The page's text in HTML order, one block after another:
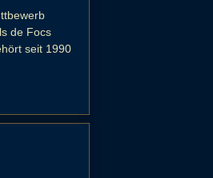
de Focs
seit 1990